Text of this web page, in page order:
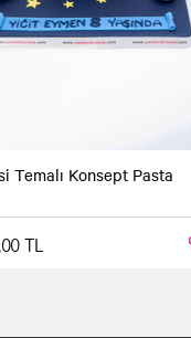
Temalı Konsept Pasta
TL